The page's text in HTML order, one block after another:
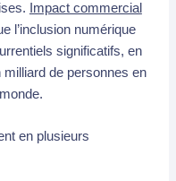
Impact commercial
l’inclusion numérique
significatifs, en
milliard de personnes en
en plusieurs